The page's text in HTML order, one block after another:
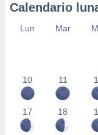
Calendario
Lun Mar
10 11
17 18